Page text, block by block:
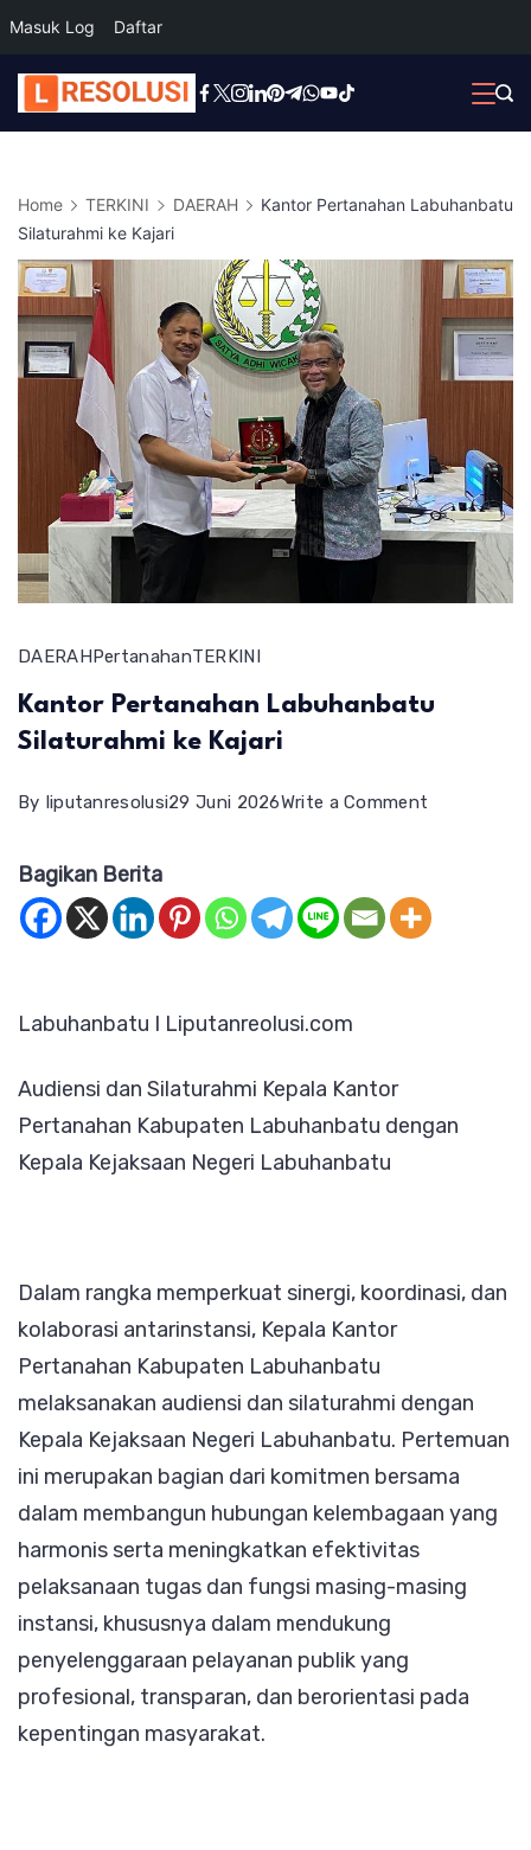
Masuk Log Daftar
Skip
to
Home TERKINI DAERAH
Kantor Pertanahan Labuhanbatu
Silaturahmi ke Kajari
DAERAHPertanahanTERKINI
Kantor Pertanahan Labuhanbatu
Silaturahmi ke Kajari
By liputanresolusi29 Juni 2026Write a Comment
Bagikan Berita
Labuhanbatu I Liputanreolusi.com
Audiensi dan Silaturahmi Kepala Kantor
Pertanahan Kabupaten Labuhanbatu dengan
Kepala Kejaksaan Negeri Labuhanbatu
Dalam rangka memperkuat sinergi, koordinasi, dan
kolaborasi antarinstansi, Kepala Kantor
Pertanahan Kabupaten Labuhanbatu
melaksanakan audiensi dan silaturahmi dengan
Kepala Kejaksaan Negeri Labuhanbatu. Pertemuan
ini merupakan bagian dari komitmen bersama
dalam membangun hubungan kelembagaan yang
harmonis serta meningkatkan efektivitas
pelaksanaan tugas dan fungsi masing-masing
instansi, khususnya dalam mendukung
penyelenggaraan pelayanan publik yang
profesional, transparan, dan berorientasi pada
kepentingan masyarakat.